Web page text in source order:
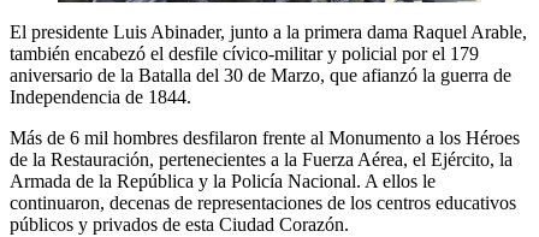
El presidente Luis Abinader, junto a la primera dama Raquel Arable,
también encabezó el desfile cívico-militar y policial por el 179
aniversario de la Batalla del 30 de Marzo, que afianzó la guerra de
Independencia de 1844.
Más de 6 mil hombres desfilaron frente al Monumento a los Héroes
de la Restauración, pertenecientes a la Fuerza Aérea, el Ejército, la
Armada de la República y la Policía Nacional. A ellos le
continuaron, decenas de representaciones de los centros educativos
públicos y privados de esta Ciudad Corazón.